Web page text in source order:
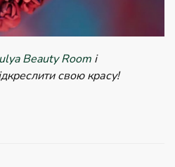
Beauty Room і
свою красу!